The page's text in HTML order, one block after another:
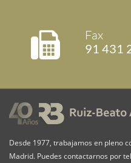
Fax
91 431
Desde 1977, trabajamos en pleno
Madrid. Puedes contactarnos por